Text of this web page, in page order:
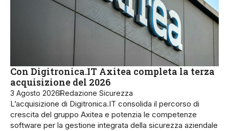
Con Digitronica.IT Axitea completa la terza
acquisizione del 2026
3 Agosto 2026Redazione Sicurezza
L’acquisizione di Digitronica.IT consolida il percorso di
crescita del gruppo Axitea e potenzia le competenze
software per la gestione integrata della sicurezza aziendale